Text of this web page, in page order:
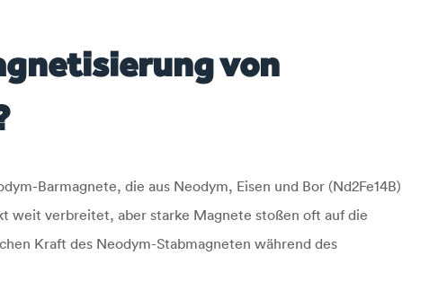
von
Barmagnete, die aus Neodym, Eisen und Bor (Nd2Fe14B)
weit verbreitet, aber starke Magnete stoßen oft auf die
Kraft des Neodym-Stabmagneten während des